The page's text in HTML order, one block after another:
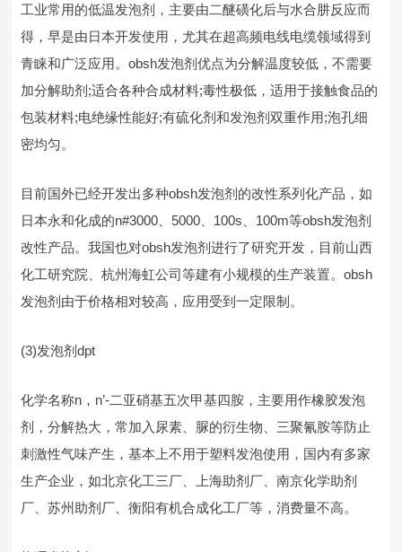
工业常用的低温发泡剂，主要由二醚磺化后与水合肼反应而
得，早是由日本开发使用，尤其在超高频电线电缆领域得到
青睐和广泛应用。obsh发泡剂优点为分解温度较低，不需要
加分解助剂;适合各种合成材料;毒性极低，适用于接触食品的
包装材料;电绝缘性能好;有硫化剂和发泡剂双重作用;泡孔细
密均匀。
目前国外已经开发出多种obsh发泡剂的改性系列化产品，如
日本永和化成的n#3000、5000、100s、100m等obsh发泡剂
改性产品。我国也对obsh发泡剂进行了研究开发，目前山西
化工研究院、杭州海虹公司等建有小规模的生产装置。obsh
发泡剂由于价格相对较高，应用受到一定限制。
(3)发泡剂dpt
化学名称n，n’-二亚硝基五次甲基四胺，主要用作橡胶发泡
剂，分解热大，常加入尿素、脲的衍生物、三聚氰胺等防止
刺激性气味产生，基本上不用于塑料发泡使用，国内有多家
生产企业，如北京化工三厂、上海助剂厂、南京化学助剂
厂、苏州助剂厂、衡阳有机合成化工厂等，消费量不高。